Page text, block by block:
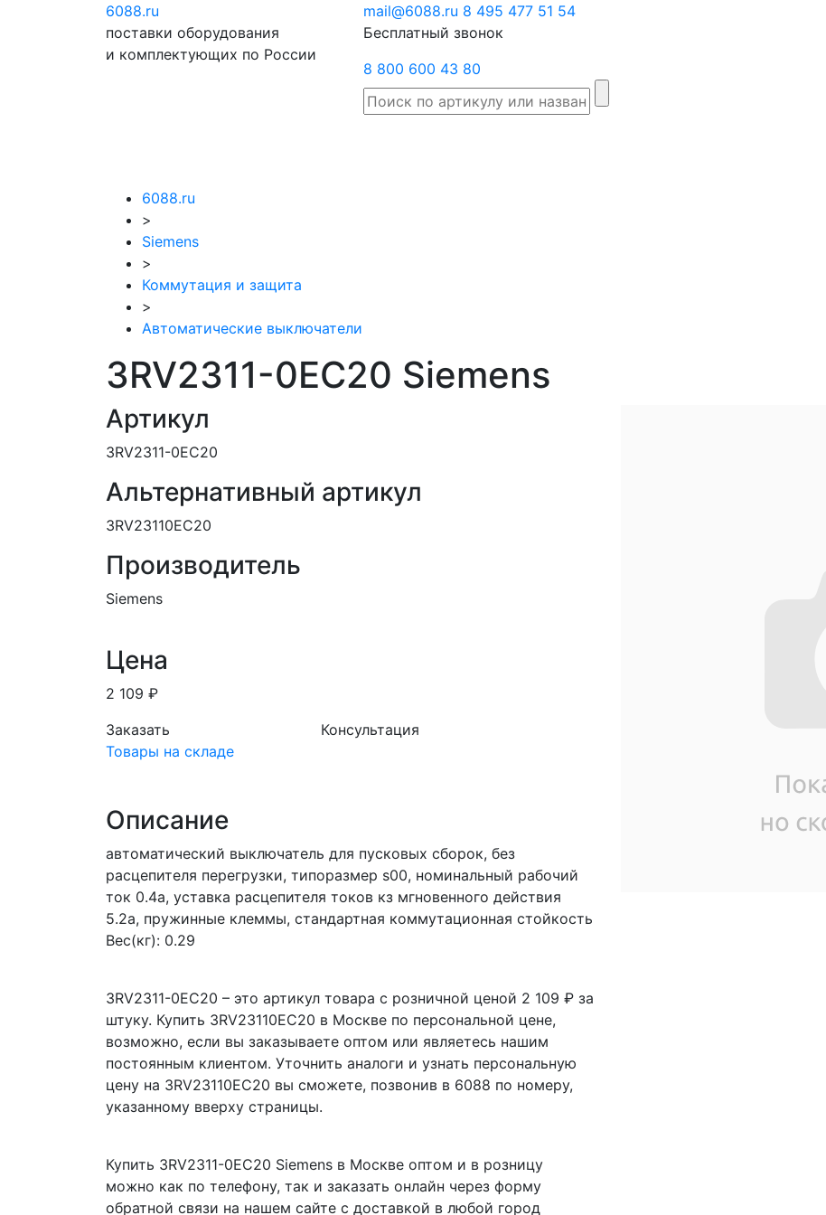
6088.ru
поставки оборудования
и комплектующих по России
mail@6088.ru 8 495 477 51 54
Бесплатный звонок
8 800 600 43 80
6088.ru
>
Siemens
>
Коммутация и защита
>
Автоматические выключатели
3RV2311-0EC20 Siemens
Артикул
3RV2311-0EC20
Альтернативный артикул
3RV23110EC20
Производитель
Siemens
Цена
2 109 ₽
Заказать
Консультация
Товары на складе
Описание
автоматический выключатель для пусковых сборок, без
расцепителя перегрузки, типоразмер s00, номинальный рабочий
ток 0.4a, уставка расцепителя токов кз мгновенного действия
5.2a, пружинные клеммы, стандартная коммутационная стойкость
Вес(кг): 0.29
3RV2311-0EC20 – это артикул товара с розничной ценой 2 109 ₽ за
штуку. Купить 3RV23110EC20 в Москве по персональной цене,
возможно, если вы заказываете оптом или являетесь нашим
постоянным клиентом. Уточнить аналоги и узнать персональную
цену на 3RV23110EC20 вы сможете, позвонив в 6088 по номеру,
указанному вверху страницы.
Купить 3RV2311-0EC20 Siemens в Москве оптом и в розницу
можно как по телефону, так и заказать онлайн через форму
обратной связи на нашем сайте с доставкой в любой город
Отправить
Заказать
звонок